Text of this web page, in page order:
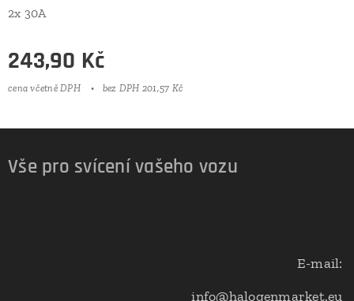
2x 30A
243,90 Kč
cena včetně DPH bez DPH 201,57 Kč
Vše pro svícení vašeho vozu
E-mail:
info@halogenmarket.eu